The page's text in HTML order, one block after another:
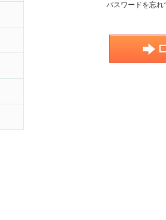
パスワードを忘れ